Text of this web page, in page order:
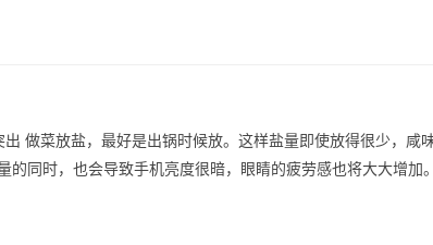
做菜放盐，最好是出锅时候放。这样盐量即使放得很少，咸
的同时，也会导致手机亮度很暗，眼睛的疲劳感也将大大增加